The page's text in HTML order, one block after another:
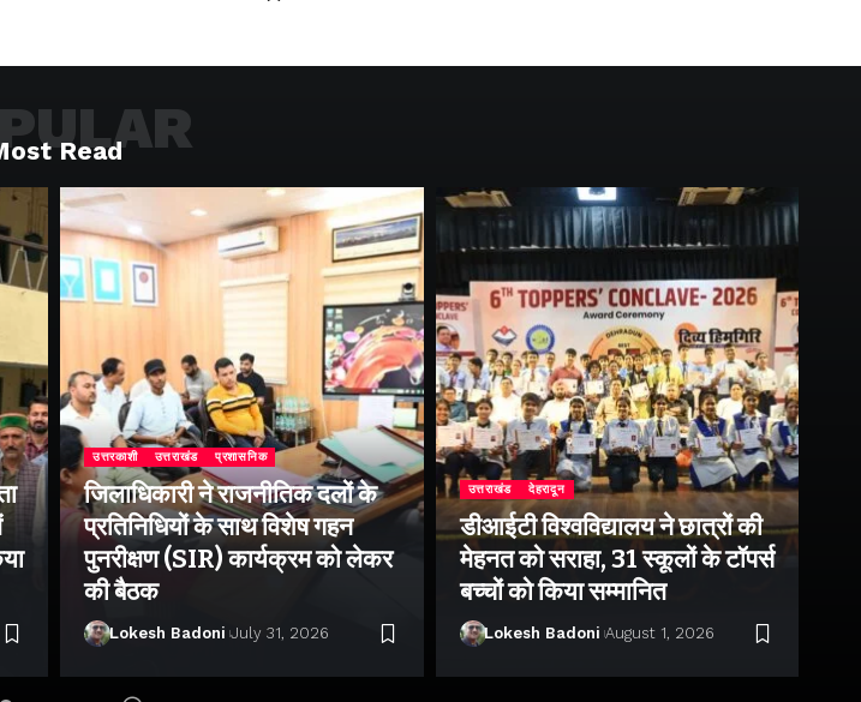
Read
उत्तरकाशी उत्तराखंड प्रशासनिक
जिलाधिकारी ने राजनीतिक दलों के
प्रतिनिधियों के साथ विशेष गहन
पुनरीक्षण (SIR) कार्यक्रम को लेकर
की बैठक
Lokesh Badoni July 31, 2026
उत्तराखंड देहरादून
डीआईटी विश्वविद्यालय ने छात्रों की
मेहनत को सराहा, 31 स्कूलों के टॉपर्स
बच्चों को किया सम्मानित
Lokesh Badoni August 1, 2026